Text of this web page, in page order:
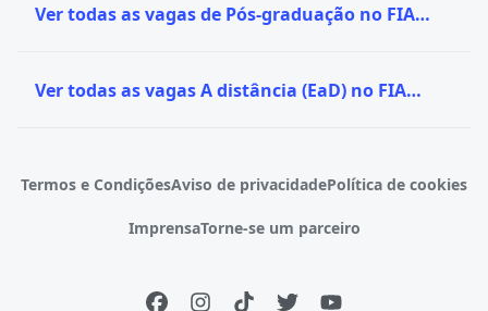
Ver todas as vagas de Pós-graduação no FIAM FAAM
Ver todas as vagas A distância (EaD) no FIAM FAAM
Termos e CondiçõesAviso de privacidadePolítica de cookies
ImprensaTorne-se um parceiro